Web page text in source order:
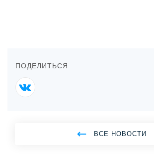
ВСЕ НОВОСТИ
ПОДЕЛИТЬСЯ